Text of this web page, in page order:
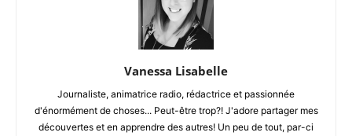
Vanessa Lisabelle
Journaliste, animatrice radio, rédactrice et passionnée
d'énormément de choses... Peut-être trop?! J'adore partager mes
découvertes et en apprendre des autres! Un peu de tout, par-ci